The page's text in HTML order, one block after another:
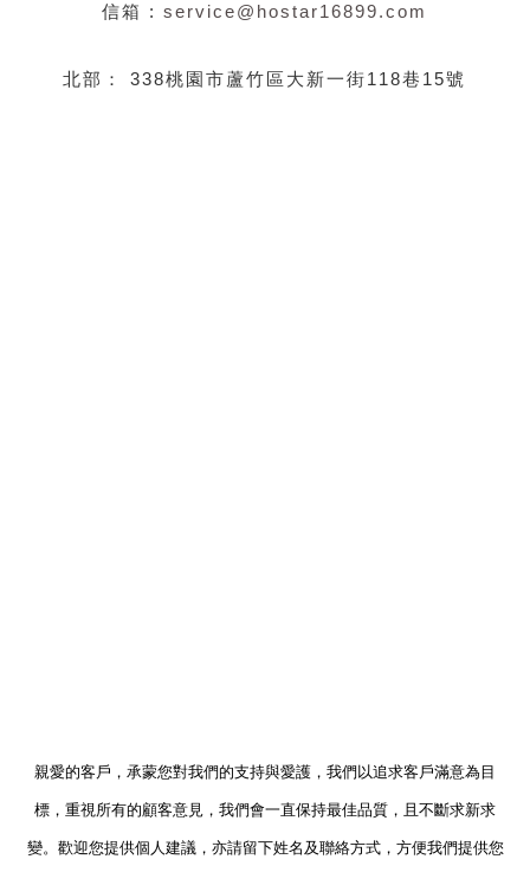
信箱 :service@hostar16899.com
北部： 338桃園市蘆竹區大新一街118巷15號
親愛的客戶，承蒙您對我們的支持與愛護，我們以追求客戶滿意為目
標，重視所有的顧客意見，我們會一直保持最佳品質，且不斷求新求
變。歡迎您提供個人建議，亦請留下姓名及聯絡方式，方便我們提供您